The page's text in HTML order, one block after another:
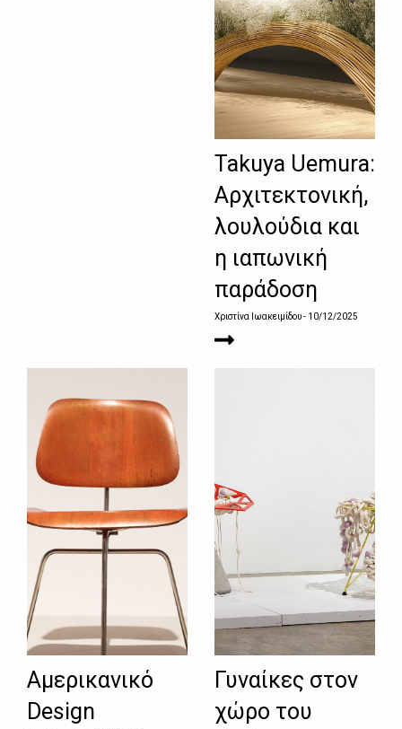
Takuya Uemura:
Αρχιτεκτονική,
λουλούδια και
η ιαπωνική
παράδοση
Χριστίνα Ιωακειμίδου- 10/12/2025
Αμερικανικό
Design
Γυναίκες στον
χώρο του